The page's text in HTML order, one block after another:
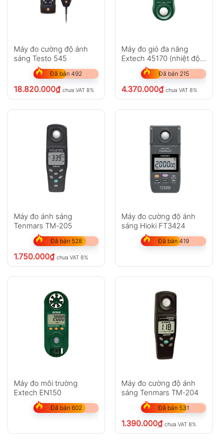
Máy đo cường độ ánh
sáng Testo 545
Đã bán 492
18.820.000₫ chưa VAT 8%
Máy đo gió đa năng
Extech 45170 (nhiệt độ
độ ẩm, ánh sáng, tốc độ
Đã bán 215
4.370.000₫ chưa VAT 8%
Máy đo ánh sáng
Tenmars TM-205
Đã bán 528
1.750.000₫ chưa VAT 8%
Máy đo cường độ ánh
sáng Hioki FT3424
Đã bán 419
Máy đo môi trường
Extech EN150
Đã bán 602
Máy đo cường độ ánh
sáng Tenmars TM-204
Đã bán 531
1.390.000₫ chưa VAT 8%